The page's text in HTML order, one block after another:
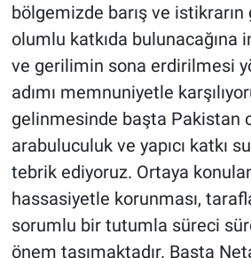
bölgemizde barış ve
olumlu katkıda bulunacağına
ve gerilimin sona erdirilmesi
adımı memnuniyetle
gelinmesinde başta Pakistan
arabuluculuk ve yapıcı katkı
tebrik ediyoruz. Ortaya
hassasiyetle korunması,
sorumlu bir tutumla süreci
önem taşımaktadır. Başta